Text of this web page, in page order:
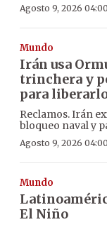
Agosto 9, 2026
Mundo
Irán usa
trinchera y
para
Reclamos. Irán
bloqueo naval y
Agosto 9, 2026
Mundo
El Niño